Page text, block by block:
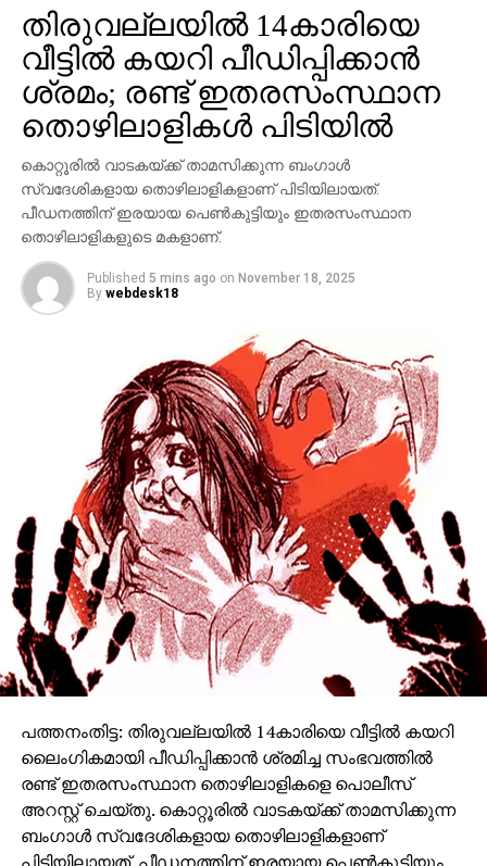
തിരുവല്ലയിൽ 14കാരിയെ
വീട്ടിൽ കയറി പീഡിപ്പിക്കാൻ
ശ്രമം; രണ്ട് ഇതരസംസ്ഥാന
തൊഴിലാളികൾ പിടിയിൽ
കൊറ്റൂരിൽ വാടകയ്ക്ക് താമസിക്കുന്ന ബംഗാൾ
സ്വദേശികളായ തൊഴിലാളികളാണ് പിടിയിലായത്.
പീഡനത്തിന് ഇരയായ പെൺകുട്ടിയും ഇതരസംസ്ഥാന
തൊഴിലാളികളുടെ മകളാണ്.
Published 5 mins ago on November 18, 2025
By webdesk18
പത്തനംതിട്ട: തിരുവല്ലയിൽ 14കാരിയെ വീട്ടിൽ കയറി
ലൈംഗികമായി പീഡിപ്പിക്കാൻ ശ്രമിച്ച സംഭവത്തിൽ
രണ്ട് ഇതരസംസ്ഥാന തൊഴിലാളികളെ പൊലീസ്
അറസ്റ്റ് ചെയ്തു. കൊറ്റൂരിൽ വാടകയ്ക്ക് താമസിക്കുന്ന
ബംഗാൾ സ്വദേശികളായ തൊഴിലാളികളാണ്